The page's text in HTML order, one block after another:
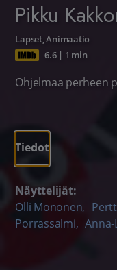
Pikku
Lapset,Animaatio
6.6| 1 min
Ohjelmaa perheen
Tiedot
Näyttelijät:
Olli Mononen,
Porrassalmi, Anna-